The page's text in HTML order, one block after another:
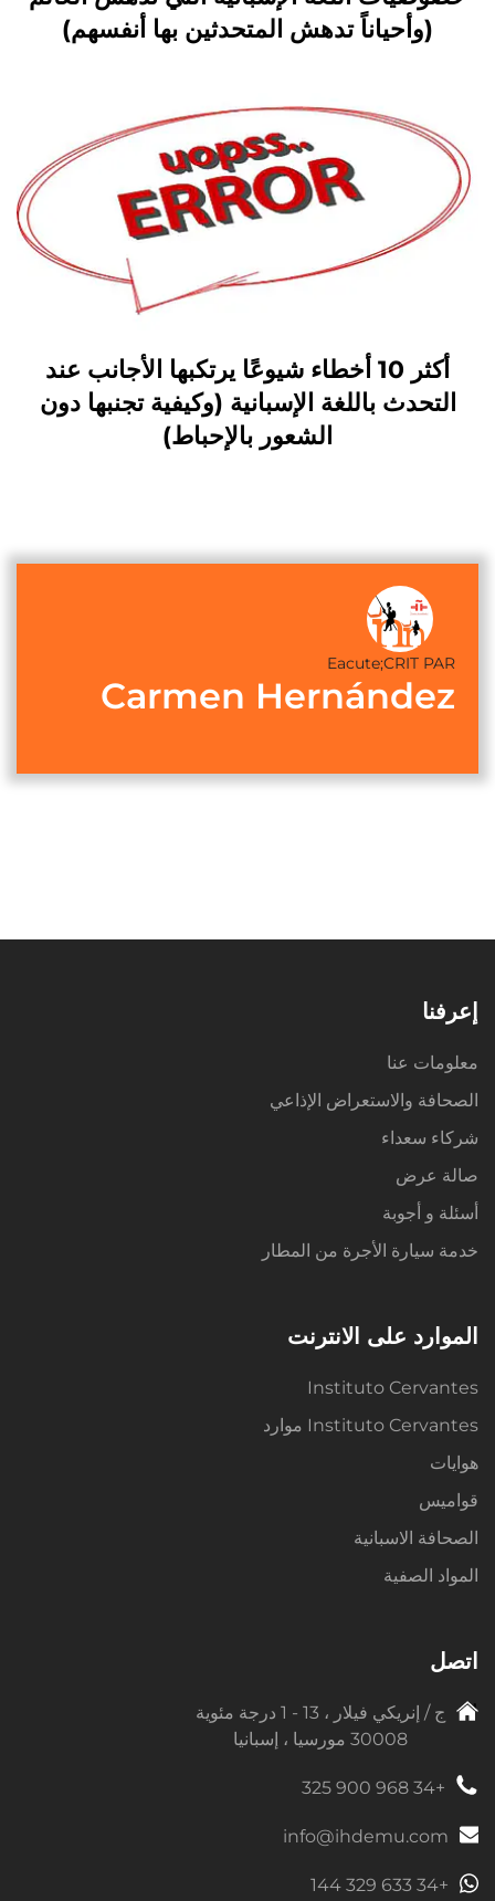
(وأحياناً تدهش المتحدثين بها أنفسهم)
أكثر 10 أخطاء شيوعًا يرتكبها الأجانب عند
التحدث باللغة الإسبانية (وكيفية تجنبها دون
الشعور بالإحباط)
Eacute;CRIT PAR
Carmen Hernández
إعرفنا
معلومات عنا
الصحافة والاستعراض الإذاعي
شركاء سعداء
صالة عرض
أسئلة و أجوبة
خدمة سيارة الأجرة من المطار
الموارد على الانترنت
Instituto Cervantes
Instituto Cervantes موارد
هوايات
قواميس
الصحافة الاسبانية
المواد الصفية
اتصل
ج / إنريكي فيلار ، 13 - 1 درجة مئوية
30008 مورسيا ، إسبانيا
+34 968 900 325
info@ihdemu.com
+34 633 329 144